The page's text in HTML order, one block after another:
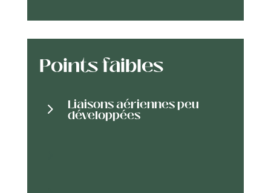
Points faibles
5 Liaisons aériennes peu
développées